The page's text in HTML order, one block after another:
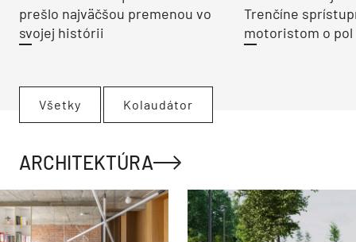
prešlo najväčšou premenou vo
svojej histórii
Trenčíne
motoristom o pol
Všetky Kolaudátor
ARCHITEKTÚRA